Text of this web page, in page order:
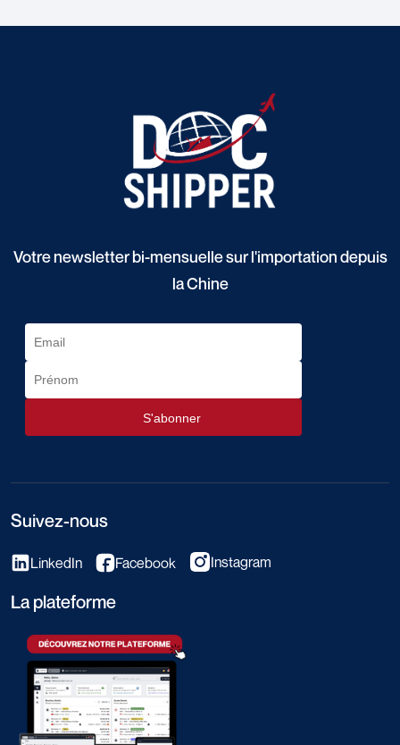
Votre newsletter bi-mensuelle sur l'importation depuis
la Chine
Suivez-nous
LinkedIn Facebook Instagram
La plateforme